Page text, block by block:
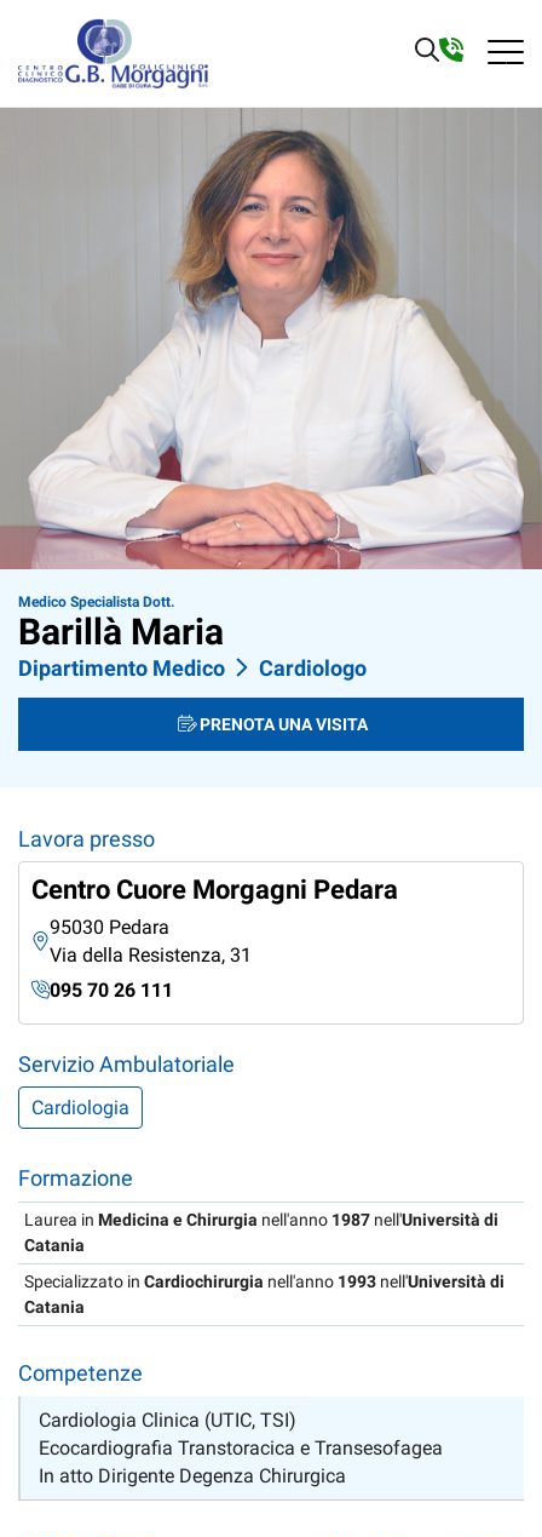
Medico Specialista Dott.
Barillà Maria
Dipartimento Medico Cardiologo
PRENOTA UNA VISITA
Formazione
Laurea in Medicina e Chirurgia nell'anno 1987 nell'Università di
Catania
Specializzato in Cardiochirurgia nell'anno 1993 nell'Università di
Catania
Competenze
Cardiologia Clinica (UTIC, TSI)
Ecocardiografia Transtoracica e Transesofagea
In atto Dirigente Degenza Chirurgica
Lavora presso
Centro Cuore Morgagni Pedara
95030 Pedara
Via della Resistenza, 31
095 70 26 111
Servizio Ambulatoriale
Cardiologia